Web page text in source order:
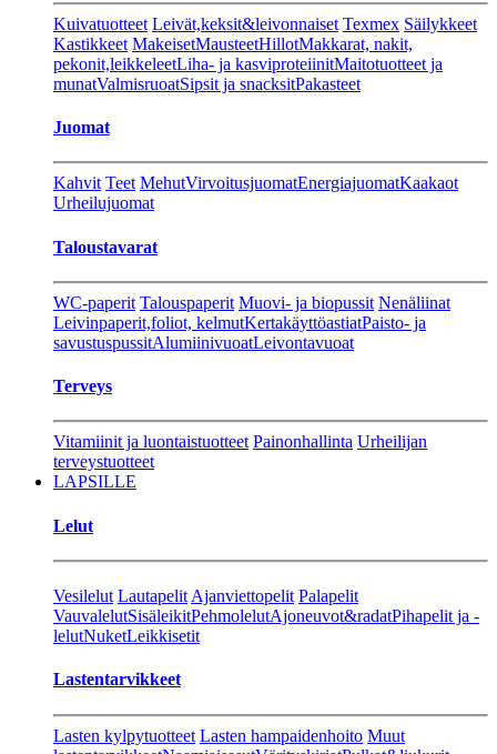
Kuivatuotteet Leivät,keksit&leivonnaiset Texmex Säilykkeet
Kastikkeet MakeisetMausteetHillotMakkarat, nakit,
pekonit,leikkeleetLiha- ja kasviproteiinitMaitotuotteet ja
munatValmisruoatSipsit ja snacksitPakasteet
Juomat
Kahvit Teet MehutVirvoitusjuomatEnergiajuomatKaakaot
Urheilujuomat
Taloustavarat
WC-paperit Talouspaperit Muovi- ja biopussit Nenäliinat
Leivinpaperit,foliot, kelmutKertakäyttöastiatPaisto- ja
savustuspussitAlumiinivuoatLeivontavuoat
Terveys
Vitamiinit ja luontaistuotteet Painonhallinta Urheilijan
terveystuotteet
LAPSILLE
Lelut
Vesilelut Lautapelit Ajanviettopelit Palapelit
VauvalelutSisäleikitPehmolelutAjoneuvot&radatPihapelit ja -
lelutNuketLeikkisetit
Lastentarvikkeet
Lasten kylpytuotteet Lasten hampaidenhoito Muut